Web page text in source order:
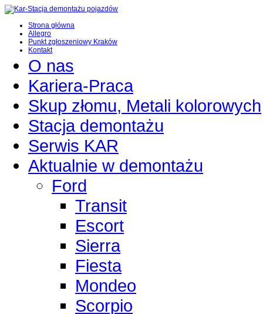
Strona główna
Allegro
Punkt zgłoszeniowy Kraków
Kontakt
O nas
Kariera-Praca
Skup złomu, Metali kolorowych
Stacja demontażu
Serwis KAR
Aktualnie w demontażu
Ford
Transit
Escort
Sierra
Fiesta
Mondeo
Scorpio